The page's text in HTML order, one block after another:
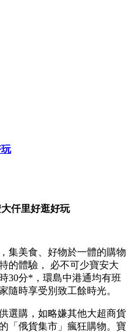
仟里好逛好玩
集美食、好物於一體的購物
的體驗， 必不可少寶安大
30分*，環島中港通均有班
隨時享受別致工餘時光。
選購，如略嫌其他大超商貨
「俄貨集市」瘋狂購物。寶